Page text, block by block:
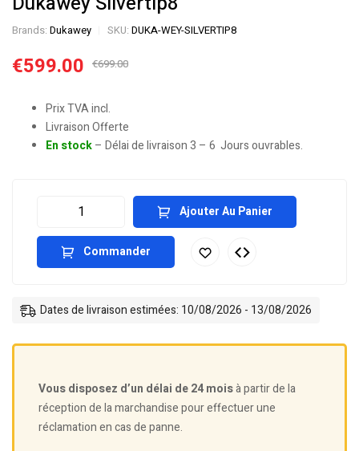
Brands: Dukawey SKU: DUKA-WEY-SILVERTIP8
€699.00
€599.00
Prix TVA incl.
Livraison Offerte
En stock– Délai de livraison 3 – 6 Jours ouvrables.
Ajouter Au Panier
Commander
Dates de livraison estimées: 10/08/2026 - 13/08/2026
Vous disposez d’un délai de 24 moisà partir de la
réception de la marchandise pour effectuer une
réclamation en cas de panne.